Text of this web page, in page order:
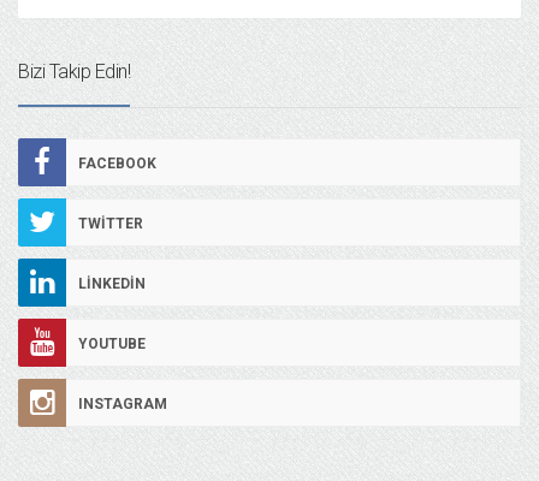
Bizi Takip Edin!
FACEBOOK
TWITTER
LINKEDIN
YOUTUBE
INSTAGRAM